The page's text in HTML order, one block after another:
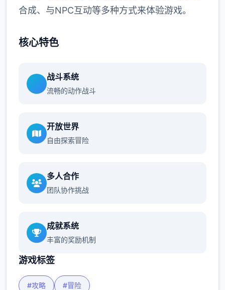
合成、与NPC互动等多种方式来体验游戏。
核心特色
战斗系统
流畅的动作战斗
开放世界
自由探索冒险
多人合作
团队协作挑战
成就系统
丰富的奖励机制
游戏标签
#攻略 #冒险